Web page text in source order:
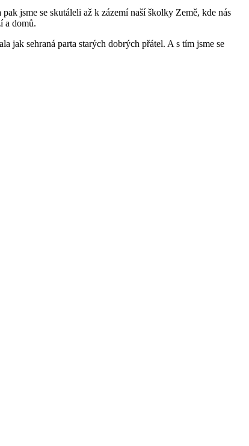
jsme se skutáleli až k zázemí naší školky Země, kde nás
a domů.
jak sehraná parta starých dobrých přátel. A s tím jsme se